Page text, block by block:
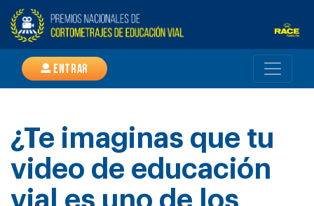
Entrar
¿Te imaginas que tu
video de educación
vial es uno de los